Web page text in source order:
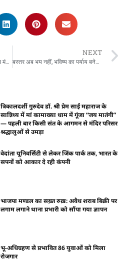
इस IAS ने बताया UPSC का सक्सेस मंत्र, कॉलेज में हुए थे फेल पर सिविल सेवा में हासिल की 48वीं रैंक
NEXT
बस्तर अब भय नहीं, भविष्य का पर्याय बनेगा : अमित शाह
त्रिकालदर्शी गुरुदेव डॉ. श्री प्रेम साईं महाराज के
सान्निध्य में मां कामाख्या धाम में गूंजा “जय मातंगी”
— पहली बार किसी संत के आगमन से मंदिर परिसर
श्रद्धालुओं से उमड़ा
वेदांता यूनिवर्सिटी से लेकर जिंक पार्क तक, भारत के
सपनों को आकार दे रही कंपनी
भाजपा मण्डल का सख़्त रुख़: अवैध शराब बिक्री पर
लगाम लगाने थाना प्रभारी को सौंपा गया ज्ञापन
भू-अधिग्रहण से प्रभावित 86 युवाओं को मिला
रोजगार